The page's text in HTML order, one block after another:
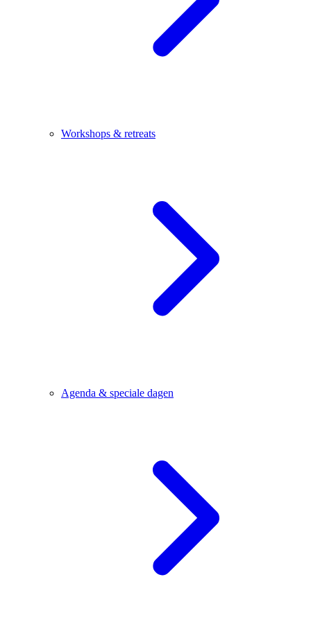
Workshops & retreats
Agenda & speciale dagen